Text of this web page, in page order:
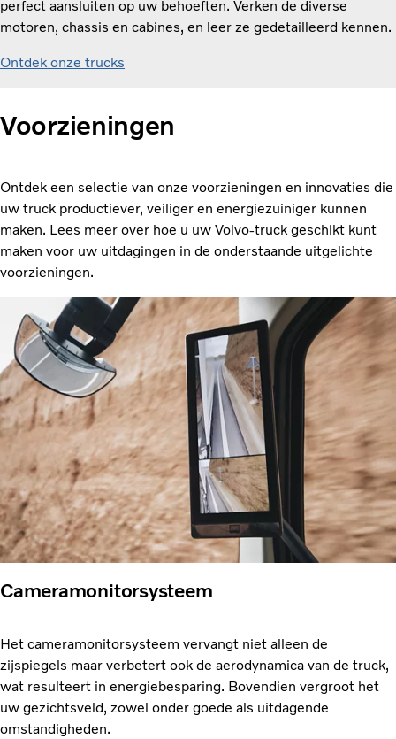
perfect aansluiten op uw behoeften. Verken de diverse
motoren, chassis en cabines, en leer ze gedetailleerd kennen.
Ontdek onze trucks
Voorzieningen
Ontdek een selectie van onze voorzieningen en innovaties die
uw truck productiever, veiliger en energiezuiniger kunnen
maken. Lees meer over hoe u uw Volvo-truck geschikt kunt
maken voor uw uitdagingen in de onderstaande uitgelichte
voorzieningen.
Cameramonitorsysteem
Het cameramonitorsysteem vervangt niet alleen de
zijspiegels maar verbetert ook de aerodynamica van de truck,
wat resulteert in energiebesparing. Bovendien vergroot het
uw gezichtsveld, zowel onder goede als uitdagende
omstandigheden.